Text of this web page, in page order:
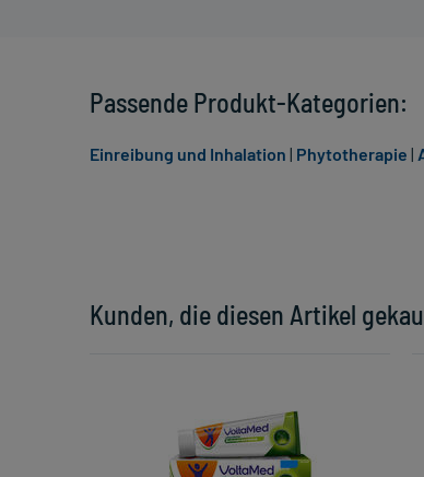
Kunden, die diesen Artikel
Passende Produkt-Kategorien:
Einreibung und Inhalation | Phytotherapie |